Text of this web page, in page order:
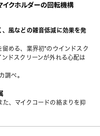
、風などの雑音低減に効果を発
める、業界初*のウインドスク
ドスクリーンが外れる心配は
べ。
、マイクコードの絡まりを抑